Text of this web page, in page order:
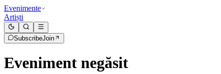
Evenimente
Artiști
SubscribeJoin
Eveniment negăsit